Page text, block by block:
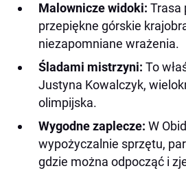
Malownicze widoki: Trasa
przepiękne górskie
niezapomniane wrażenia.
Śladami mistrzyni: To
Justyna Kowalczyk,
olimpijska.
Wygodne zaplecze: W
wypożyczalnie sprzętu,
gdzie można odpocząć i